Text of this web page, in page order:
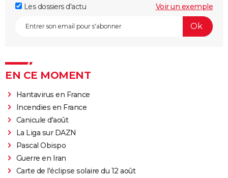
Les dossiers d'actu
Voir un exemple
EN CE MOMENT
Hantavirus en France
Incendies en France
Canicule d'août
La Liga sur DAZN
Pascal Obispo
Guerre en Iran
Carte de l'éclipse solaire du 12 août